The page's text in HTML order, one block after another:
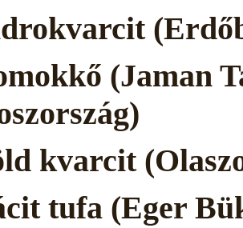
(Jaman
kvarcit
tufa (Eger